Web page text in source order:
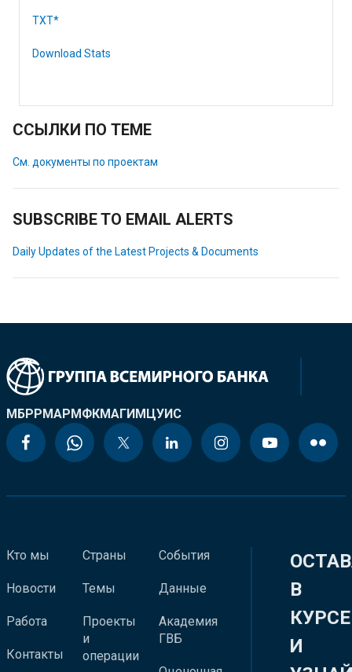
TXT*
Download Stats
ССЫЛКИ ПО ТЕМЕ
См. документы по проектам
SUBSCRIBE TO EMAIL ALERTS
Daily Updates of the Latest Projects & Documents
МБРРМАРМФКМАГИМЦУИС
Кто мы
Новости
Работа
Контакты
Страны
Темы
Проекты
и
операции
События
Данные
Академия
ГВБ
В
КУРСЕ
И